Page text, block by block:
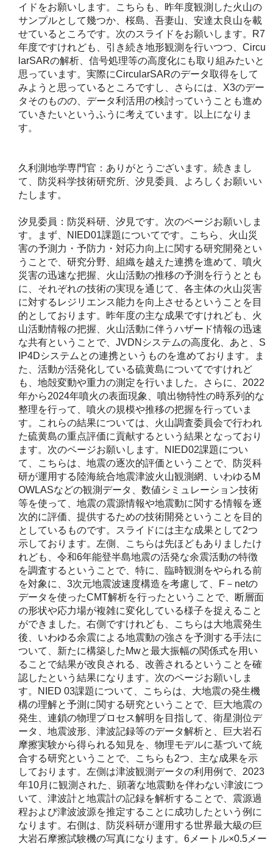
イドをお願いします。こちらも、昨年度観測した火山の
サンプルとして幾つか、桜島、吾妻山、安達太良山を載
せているところです。次のスライドをお願いします。R7
年度ですけれども、引き続き地形観測を行いつつ、Circu
larSARの解析、信号処理等の高度化にも取り組みたいと
思っています。実際にCircularSARのデータ取得をして
みようと思っているところですし、さらには、X3のデー
タそのものの、データ利活用の検討っていうことも進め
ていきたいというふうに考えています。以上になりま
す。
久利測地学専門官：ありがとうございます。続きまし
て、防災科学技術研究所、汐見委員、よろしくお願いい
たします。
汐見委員：防災科研、汐見です。次のページお願いしま
す。まず、NIED01課題についてです。こちら、火山災
害の予測力・予防力・対応力向上に関する研究開発とい
うことで、研究分野、組織を越えた連携を進めて、噴火
災害の迅速な把握、火山活動の推移の予測を行うととも
に、それぞれの技術の実現を通じて、各主体の火山災害
に対するレジリエンス能力を向上させるということを目
的としております。昨年度の主な成果ですけれども、火
山活動情報の把握、火山活動に伴うハザード情報の迅速
な共有ということで、JVDNシステムの高度化、あと、S
IP4Dシステムとの連携というものを進めております。ま
た、活動が活発化している硫黄島についてですけれど
も、地殻変動や重力の測定を行いました。さらに、2022
年から2024年噴火の表面現象、噴出物特性の時系列的な
整理を行って、噴火の規模や推移の把握を行っていま
す。これらの結果については、火山調査委員会で行われ
た硫黄島の重点評価に貢献するという結果となっており
ます。次のページお願いします。NIED02課題につい
て、こちらは、地震の逐次的評価ということで、防災科
研が運用する陸海統合地震津波火山観測網、いわゆるM
OWLASなどの観測データ、数値シミュレーション技術
等を使って、地震の震源情報や地震動に関する情報を逐
次的に評価、提供するための技術開発ということを目的
としているものです。スライドには主な成果として2つ
示しております。左側、こちらは先ほどもありましたけ
れども、令和6年能登半島地震の活発な余震活動の特徴
を調査するということで、特に、臨時観測をやられる前
を対象に、3次元地震波速度構造を考慮して、F－netの
データを使ったCMT解析を行ったということで、断層面
の形状や応力場が複雑に変化している様子を捉えること
ができました。右側ですけれども、こちらは大地震発生
後、いわゆる余震による地震動の強さを予測する手法に
ついて、新たに構築したMwと最大振幅の関係式を用い
ることで結果が改良される、改善されるということを確
認したという結果になります。次のページお願いしま
す。NIED 03課題について、こちらは、大地震の発生機
構の理解と予測に関する研究ということで、巨大地震の
発生、連鎖の物理プロセス解明を目指して、衛星測位デ
ータ、地震波形、津波記録等のデータ解析と、巨大岩石
摩擦実験から得られる知見を、物理モデルに基づいて統
合する研究ということで、こちらも2つ、主な成果を示
しております。左側は津波観測データの利用例で、2023
年10月に観測された、顕著な地震動を伴わない津波につ
いて、津波計と地震計の記録を解析することで、震源過
程および津波波源を推定することに成功したという例に
なります。右側は、防災科研が運用する世界最大級の巨
大岩石摩擦試験機の写真になります。6メートル×0.5メー